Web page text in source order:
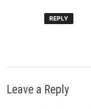
REPLY
Leave a Reply